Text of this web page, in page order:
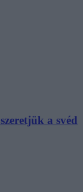
a svéd